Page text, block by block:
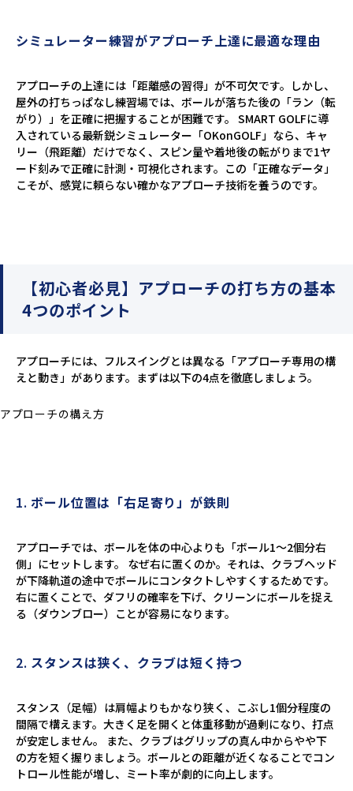
シミュレーター練習がアプローチ上達に最適な理由
アプローチの上達には「距離感の習得」が不可欠です。しかし、
屋外の打ちっぱなし練習場では、ボールが落ちた後の「ラン（転
がり）」を正確に把握することが困難です。 SMART GOLFに導
入されている最新鋭シミュレーター「OKonGOLF」なら、キャ
リー（飛距離）だけでなく、スピン量や着地後の転がりまで1ヤ
ード刻みで正確に計測・可視化されます。この「正確なデータ」
こそが、感覚に頼らない確かなアプローチ技術を養うのです。
【初心者必見】アプローチの打ち方の基本
4つのポイント
アプローチには、フルスイングとは異なる「アプローチ専用の構
えと動き」があります。まずは以下の4点を徹底しましょう。
アプローチの構え方
1.ボール位置は「右足寄り」が鉄則
アプローチでは、ボールを体の中心よりも「ボール1〜2個分右
側」にセットします。 なぜ右に置くのか。それは、クラブヘッド
が下降軌道の途中でボールにコンタクトしやすくするためです。
右に置くことで、ダフリの確率を下げ、クリーンにボールを捉え
る（ダウンブロー）ことが容易になります。
2. スタンスは狭く、クラブは短く持つ
スタンス（足幅）は肩幅よりもかなり狭く、こぶし1個分程度の
間隔で構えます。大きく足を開くと体重移動が過剰になり、打点
が安定しません。 また、クラブはグリップの真ん中からやや下
の方を短く握りましょう。ボールとの距離が近くなることでコン
トロール性能が増し、ミート率が劇的に向上します。